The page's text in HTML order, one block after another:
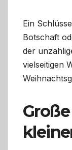
Ein
Botschaft
der
vielseitigen